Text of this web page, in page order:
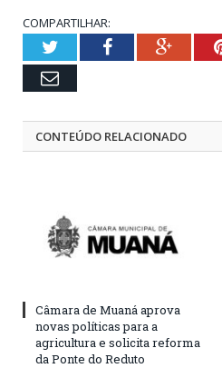
COMPARTILHAR:
TwitterFacebook
Email
CONTEÚDO RELACIONADO
Câmara de Muaná aprova
novas políticas para a
agricultura e solicita reforma
da Ponte do Reduto